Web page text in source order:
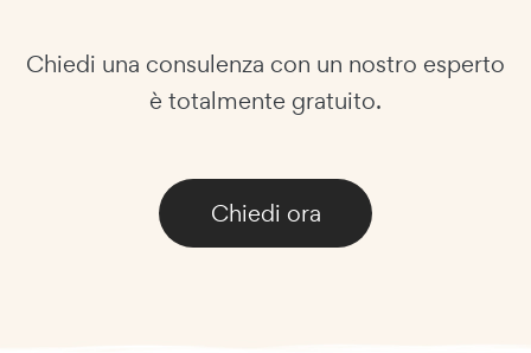
Chiedi una consulenza con un nostro esperto
è totalmente gratuito.
Chiedi ora